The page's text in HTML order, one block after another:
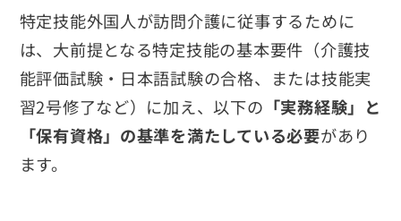
特定技能外国人が訪問介護に従事するために
は、大前提となる特定技能の基本要件（介護技
能評価試験・日本語試験の合格、または技能実
習2号修了など）に加え、以下の 「実務経験」と
「保有資格」の基準を満たしている必要があり
ます。